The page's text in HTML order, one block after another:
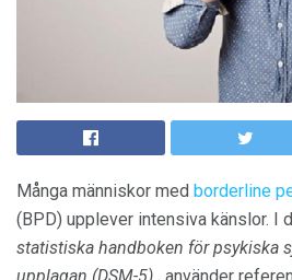
Många människor med borderline
(BPD) upplever intensiva känslor. I
statistiska handboken för psykiska